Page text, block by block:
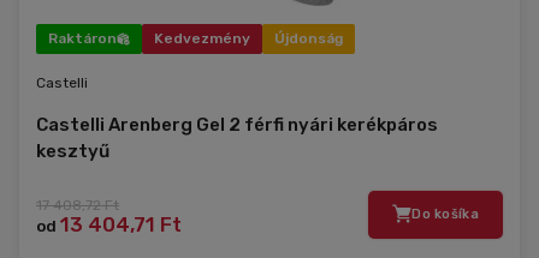
Raktáron Kedvezmény Újdonság
Castelli
Castelli Arenberg Gel 2 férfi nyári kerékpáros
kesztyű
17 408,72 Ft
od 13 404,71 Ft Do košíka